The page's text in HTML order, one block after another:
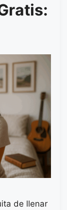
de llenar